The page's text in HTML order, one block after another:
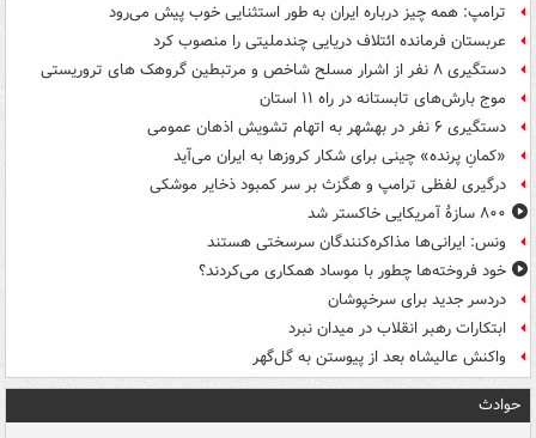
ترامپ: همه چیز درباره ایران به طور استثنایی خوب پیش می‌رود
عربستان فرمانده ائتلاف دریایی چندملیتی را منصوب کرد
دستگیری ۸ نفر از اشرار مسلح شاخص و مرتبطین گروهک های تروریستی
موج بارش‌های تابستانه در راه ۱۱ استان
دستگیری ۶ نفر در بهشهر به اتهام تشویش اذهان عمومی
«کمانِ پرنده» چینی برای شکار کروزها به ایران می‌آید
درگیری لفظی ترامپ و هگزث بر سر کمبود ذخایر موشکی
۸۰۰ سازۀ آمریکایی خاکستر شد
ونس: ایرانی‌ها مذاکره‌کنندگان سرسختی هستند
خود فروخته‌ها چطور با موساد همکاری می‌کردند؟
دردسر جدید برای سرخپوشان
ابتکارات رهبر انقلاب در میدان نبرد
واکنش عالیشاه بعد از پیوستن به گل‌گهر
حوادث